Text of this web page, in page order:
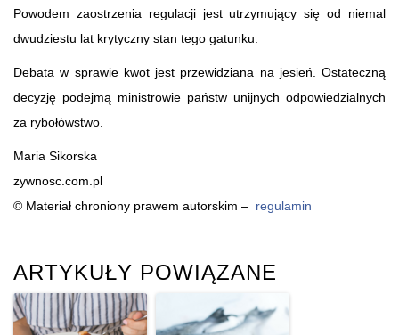
Powodem zaostrzenia regulacji jest utrzymujący się od niemal
dwudziestu lat krytyczny stan tego gatunku.
Debata w sprawie kwot jest przewidziana na jesień. Ostateczną
decyzję podejmą ministrowie państw unijnych odpowiedzialnych
za rybołówstwo.
Maria Sikorska
zywnosc.com.pl
© Materiał chroniony prawem autorskim – regulamin
ARTYKUŁY POWIĄZANE